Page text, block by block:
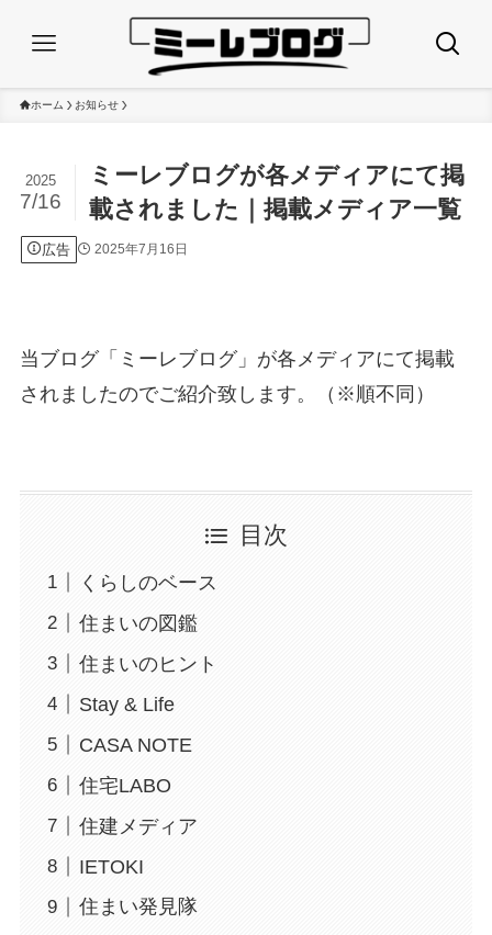
ホーム お知らせ
ミーレブログが各メディアにて掲
載されました｜掲載メディア一覧
2025
7/16
広告 2025年7月16日
当ブログ「ミーレブログ」が各メディアにて掲載
されましたのでご紹介致します。（※順不同）
目次
くらしのベース
住まいの図鑑
住まいのヒント
Stay & Life
CASA NOTE
住宅LABO
住建メディア
IETOKI
住まい発見隊